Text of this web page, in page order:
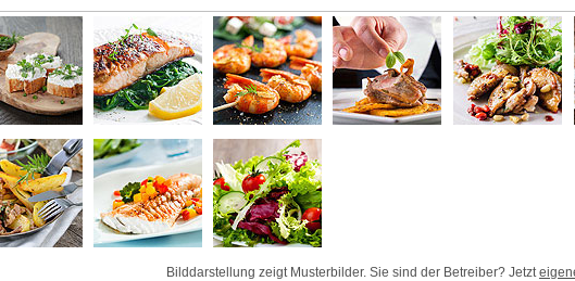
Bilddarstellung zeigt Musterbilder. Sie sind der Betreiber? Jetzt